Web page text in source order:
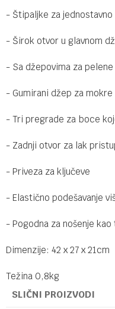
- Štipaljke za
- Širok otvor u glavnom
- Sa džepovima za
- Gumirani džep za
- Tri pregrade za boce
- Zadnji otvor za lak
- Priveza za ključeve
- Elastično podešavanje
- Pogodna za nošenje
Dimenzije: 42 x 27 x 21cm
Težina 0,8kg
SLIČNI PROIZVODI